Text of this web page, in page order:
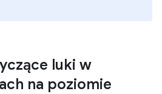
luki w
na poziomie